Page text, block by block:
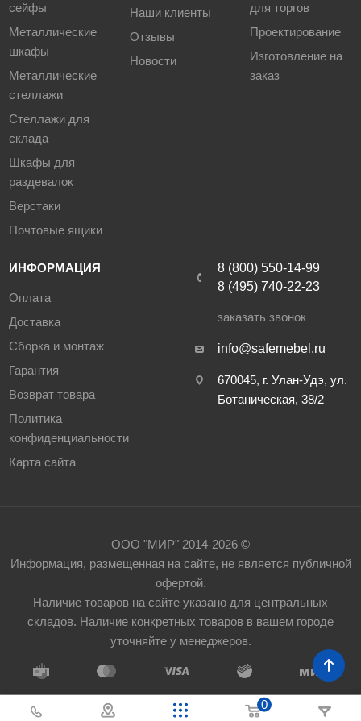
сейфы
Металлические
шкафы
Металлические
стеллажи
Стеллажи для
склада
Шкафы для
раздевалок
Верстаки
Почтовые ящики
Наши клиенты
Отзывы
Новости
для торгов
Проектирование
Изготовление на
заказ
ИНФОРМАЦИЯ
Оплата
Доставка
Сборка и монтаж
Гарантия
Возврат товара
Политика
конфиденциальности
Карта сайта
8 (800) 550-14-99
8 (495) 740-22-23
заказать звонок
info@safemebel.ru
670045, г. Улан-Удэ, ул.
Ботаническая, 38/2
ООО "МИР" 2014-2026 ©
Информация, размещенная на сайте, не является публичной
офертой.
Наличие товаров на сайте указано для центральных
складов. Наличие конкретных товаров в вашем городе
уточняйте у менеджеров.
0